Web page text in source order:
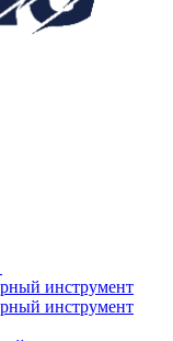
инструмент
инструмент